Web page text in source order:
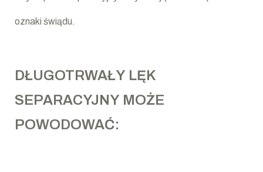
oznaki świądu.
DŁUGOTRWAŁY LĘK
SEPARACYJNY MOŻE
POWODOWAĆ: